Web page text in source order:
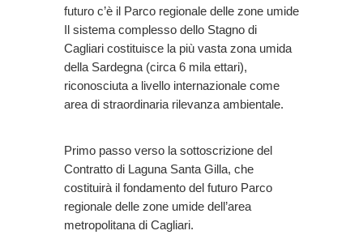
futuro c’è il Parco regionale delle zone umide
Il sistema complesso dello Stagno di
Cagliari costituisce la più vasta zona umida
della Sardegna (circa 6 mila ettari),
riconosciuta a livello internazionale come
area di straordinaria rilevanza ambientale.
Primo passo verso la sottoscrizione del
Contratto di Laguna Santa Gilla, che
costituirà il fondamento del futuro Parco
regionale delle zone umide dell’area
metropolitana di Cagliari.